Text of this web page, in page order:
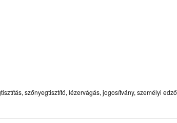
szőnyegtisztító, lézervágás, jogosítvány, személyi edző